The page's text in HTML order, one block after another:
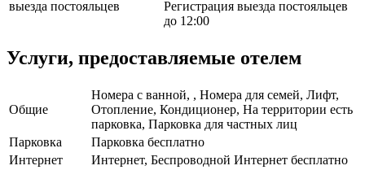
выезда постояльцев
Регистрация выезда постояльцев
до 12:00
Услуги, предоставляемые отелем
Общие
Номера с ванной, , Номера для семей, Лифт,
Отопление, Кондиционер, На территории есть
парковка, Парковка для частных лиц
Парковка
Парковка бесплатно
Интернет
Интернет, Беспроводной Интернет бесплатно